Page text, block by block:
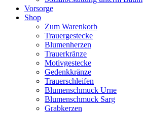
Vorsorge
Shop
Zum Warenkorb
Trauergestecke
Blumenherzen
Trauerkränze
Motivgestecke
Gedenkkränze
Trauerschleifen
Blumenschmuck Urne
Blumenschmuck Sarg
Grabkerzen